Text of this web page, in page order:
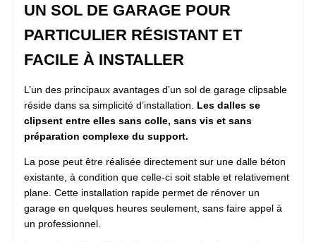
UN SOL DE GARAGE POUR
PARTICULIER RÉSISTANT ET
FACILE À INSTALLER
L’un des principaux avantages d’un sol de garage clipsable
réside dans sa simplicité d’installation. Les dalles se
clipsent entre elles sans colle, sans vis et sans
préparation complexe du support.
La pose peut être réalisée directement sur une dalle béton
existante, à condition que celle-ci soit stable et relativement
plane. Cette installation rapide permet de rénover un
garage en quelques heures seulement, sans faire appel à
un professionnel.